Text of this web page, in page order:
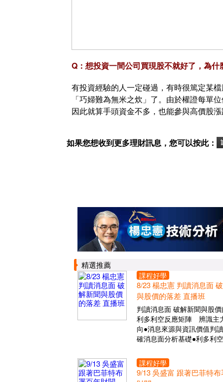
Q：想投資一間公司買現股不就好了，為
有投資經驗的人一定碰過，有時很篤定某
「巧婦難為無米之炊」了。由於權證每單
因此就算手頭資金不多，也能參與高價股
如果您想收到更多理財訊息，您可以按此：
精選推薦
課程好學
8/23 楊忠憲 判讀消息面
與股價的落差 直播班
判讀消息面 破解新聞與股
利多利空反應矩陣 辨識主
向●消息來源與資訊價值判
確消息面分析基礎●利多利空
課程好學
9/13 吳盛富 跟著巴菲特